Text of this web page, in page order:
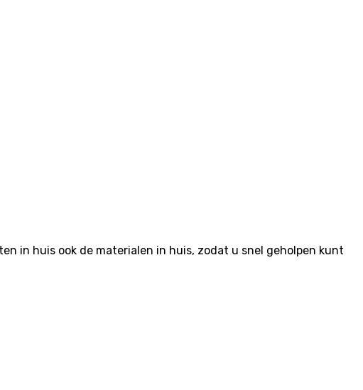
in huis ook de materialen in huis, zodat u snel geholpen kunt